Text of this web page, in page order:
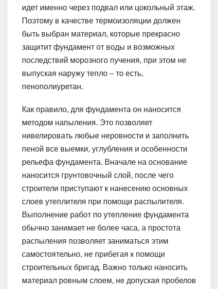
идет именно через подвал или цокольный этаж.
Поэтому в качестве термоизоляции должен
быть выбран материал, которые прекрасно
защитит фундамент от воды и возможных
последствий морозного пучения, при этом не
выпуская наружу тепло – то есть,
пенополиуретан.
Как правило, для фундамента он наносится
методом напыления. Это позволяет
нивелировать любые неровности и заполнить
пеной все выемки, углубления и особенности
рельефа фундамента. Вначале на основание
наносится грунтовочный слой, после чего
строители приступают к нанесению основных
слоев утеплителя при помощи распылителя.
Выполнение работ по утепление фундамента
обычно занимает не более часа, а простота
распыления позволяет заниматься этим
самостоятельно, не прибегая к помощи
строительных бригад. Важно только наносить
материал ровным слоем, не допуская пробелов